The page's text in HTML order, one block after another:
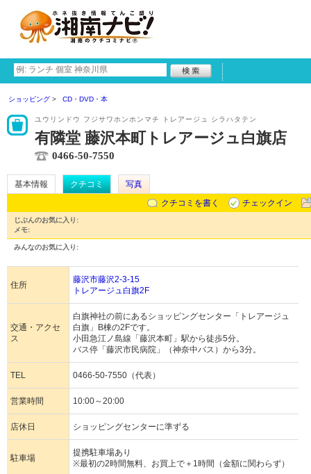
ショッピング CD・DVD・本
ユウリンドウ フジサワホンホンマチ トレアージュ シラハタテン
有隣堂 藤沢本町トレアージュ白旗店
0466-50-7550
基本情報 クチコミ
写真
クチコミを書く
チェックイン
じぶんのお気に入り:
メモ:
みんなのお気に入り:
住所
藤沢市藤沢2-3-15
トレアージュ白旗2F
交通・アクセ
ス
白旗神社の前にあるショッピングセンター「トレアージュ
白旗」B棟の2Fです。
小田急江ノ島線「藤沢本町」駅から徒歩5分。
バス停「藤沢市民病院」（神奈中バス）から3分。
TEL 0466-50-7550（代表）
営業時間 10:00～20:00
店休日 ショッピングセンターに準ずる
駐車場
提携駐車場あり
※最初の2時間無料、お買上で＋1時間（金額に関わらず）